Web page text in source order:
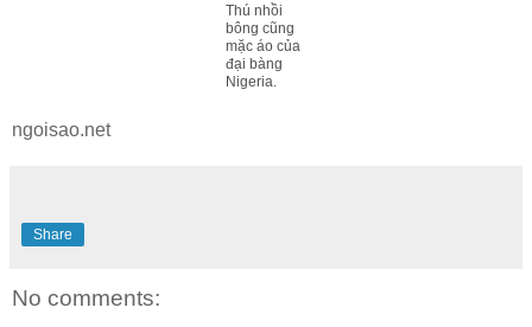
Thú nhồi
bông cũng
mặc áo của
đại bàng
Nigeria.
ngoisao.net
Share
No comments: